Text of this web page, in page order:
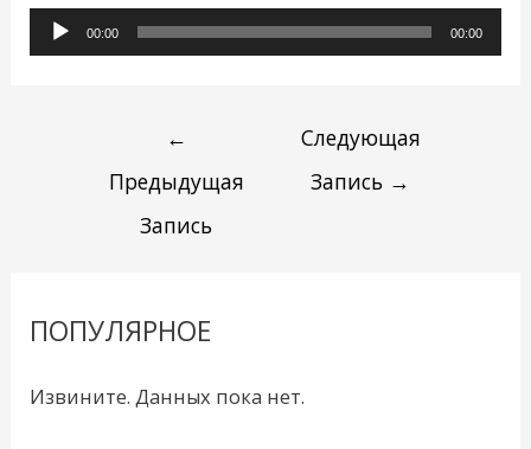
Аудиоплеер
00:00 00:00
←
Предыдущая
Запись
Следующая
Запись →
ПОПУЛЯРНОЕ
Извините. Данных пока нет.